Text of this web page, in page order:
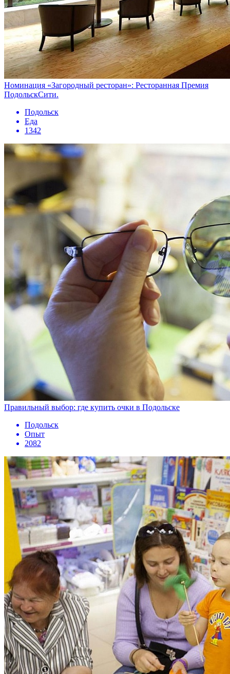
Номинация «Загородный ресторан»: Ресторанная Премия
ПодольскСити.
Подольск
Еда
1342
Правильный выбор: где купить очки в Подольске
Подольск
Опыт
2082